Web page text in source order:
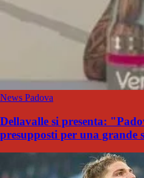
News Padova
Dellavalle si presenta:
presupposti per una grande